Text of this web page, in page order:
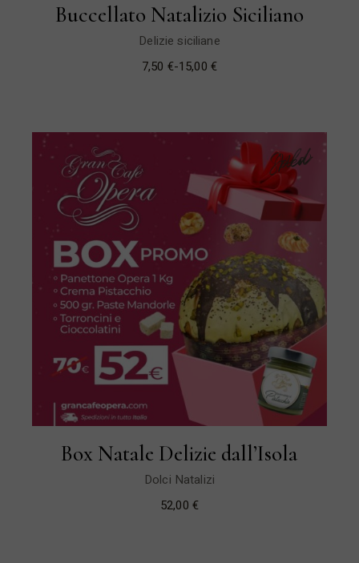
Buccellato Natalizio Siciliano
Delizie siciliane
7,50 €-15,00 €
Sold
New
Box Natale Delizie dall’Isola
Dolci Natalizi
52,00 €